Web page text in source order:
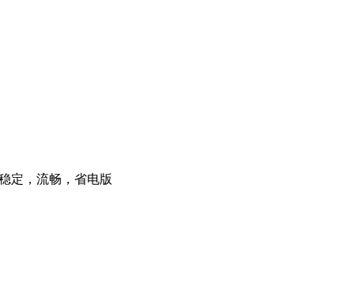
定，流畅，省电版